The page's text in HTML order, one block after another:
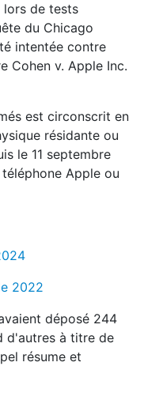
lors de tests
du Chicago
intentée contre
Cohen v. Apple Inc.
est circonscrit en
résidante ou
le 11 septembre
Apple ou
2022
déposé 244
d'autres à titre de
résume et